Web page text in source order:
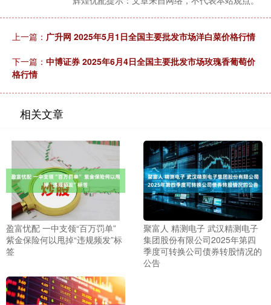
上一篇： 广升网 2025年5月1日全国主要批发市场洋白菜价格行情
下一篇： 中博证券 2025年6月4日全国主要批发市场玫瑰香葡萄价
格行情
相关文章
盈富忧配 一中支领“百万罚单”
紫金保险何以甩掉“违规频发”标
签
聚富人 精测电子 武汉精测电子
集团股份有限公司2025年第四
季度可转换公司债券转股情况的
公告